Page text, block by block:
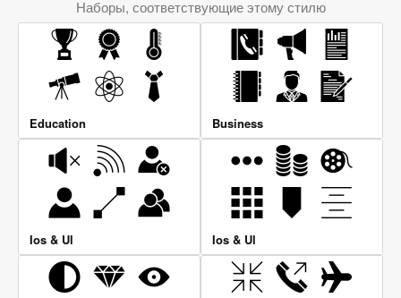
Наборы, соответствующие этому стилю
Education Business
Ios & Ul Ios & Ul